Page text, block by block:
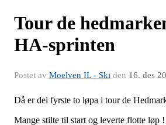
Tour de
HA-sprinten
Postet av Moelven IL - Ski den 16. des
Då er dei fyrste to løpa i tour de
Mange stilte til start og leverte flotte løp !